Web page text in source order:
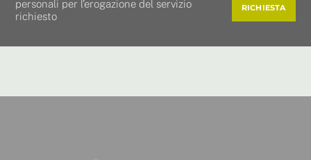
personali per l’erogazione del servizio
richiesto
RICHIESTA